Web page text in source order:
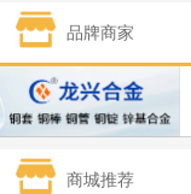
1#锡
1#镍
1#白银
钯金
品牌商家
商城推荐